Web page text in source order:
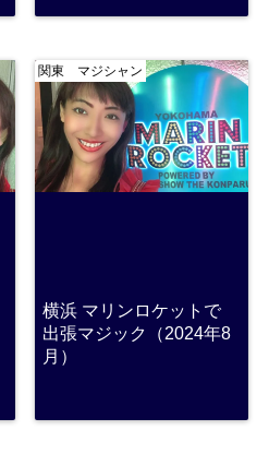
関東 マジシャン
横浜 マリンロケットで
出張マジック（2024年8
月）